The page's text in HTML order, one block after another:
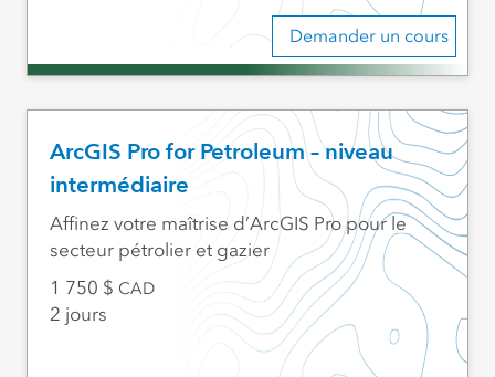
Demander un cours
ArcGIS Pro for Petroleum – niveau
intermédiaire
Affinez votre maîtrise d’ArcGIS Pro pour le
secteur pétrolier et gazier
1 750
CAD
2 jours